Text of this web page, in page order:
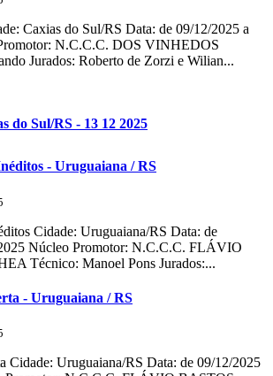
Caxias do Sul/RS Data: de 09/12/2025 a
N.C.C.C. DOS VINHEDOS
Jurados: Roberto de Zorzi e Wilian...
do Sul/RS - 13 12 2025
- Uruguaiana / RS
Cidade: Uruguaiana/RS Data: de
Núcleo Promotor: N.C.C.C. FLÁVIO
Técnico: Manoel Pons Jurados:...
- Uruguaiana / RS
Cidade: Uruguaiana/RS Data: de 09/12/2025